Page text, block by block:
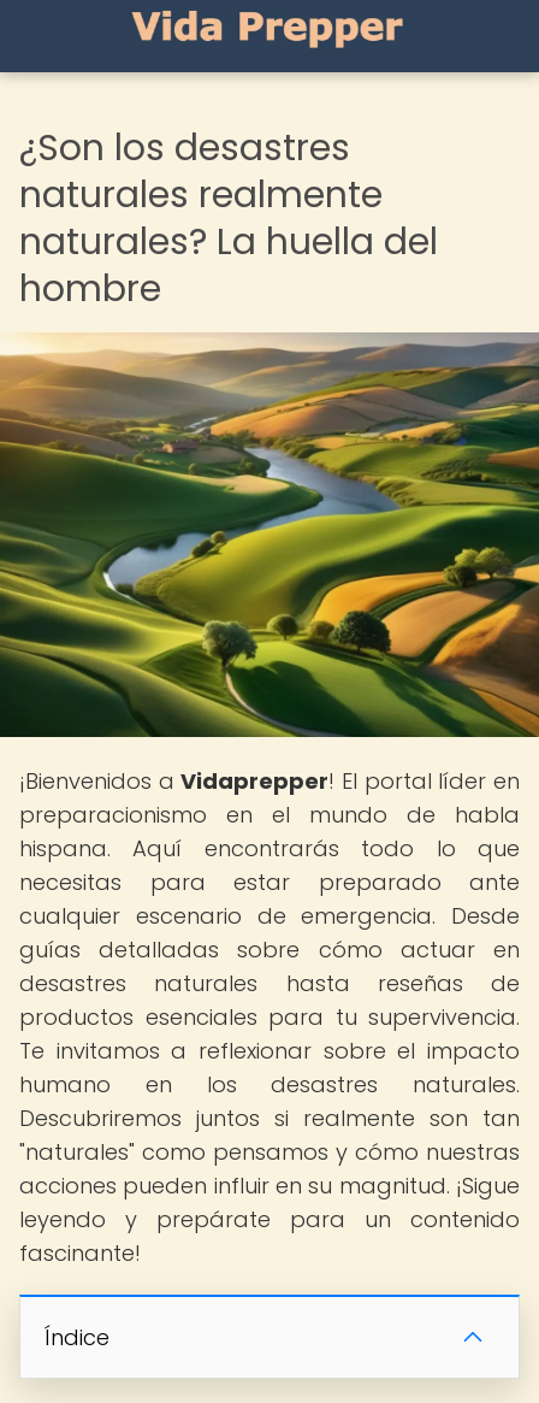
¿Son los desastres
naturales realmente
naturales? La huella del
hombre
¡Bienvenidos aVidaprepper! El portal líder en
preparacionismo en el mundo de habla
hispana. Aquí encontrarás todo lo que
necesitas para estar preparado ante
cualquier escenario de emergencia. Desde
guías detalladas sobre cómo actuar en
desastres naturales hasta reseñas de
productos esenciales para tu supervivencia.
Te invitamos a reflexionar sobre el impacto
humano en los desastres naturales.
Descubriremos juntos si realmente son tan
"naturales" como pensamos y cómo nuestras
acciones pueden influir en su magnitud. ¡Sigue
leyendo y prepárate para un contenido
fascinante!
Índice